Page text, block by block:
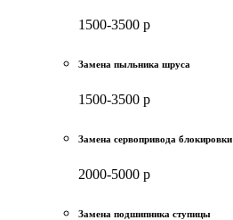
1500-3500 р
Замена пыльника шруса
1500-3500 р
Замена сервопривода блокировки
2000-5000 р
Замена подшипника ступицы